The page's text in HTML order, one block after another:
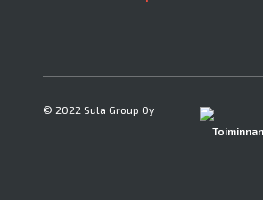
© 2022 Sula Group Oy